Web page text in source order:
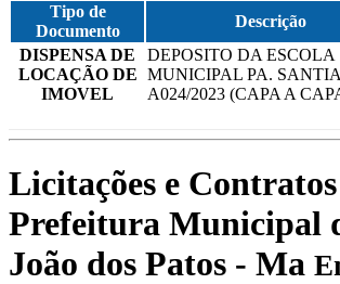
Tipo de
Documento
Descrição
DISPENSA DE
LOCAÇÃO DE
IMOVEL
DEPOSITO DA ESCOLA
MUNICIPAL PA.
A024/2023 (CAPA A
Licitações e
Prefeitura Municipal
João dos Patos - Ma